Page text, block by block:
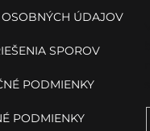
ÚDAJOV
SPOROV
PODMIENKY
PODMIENKY